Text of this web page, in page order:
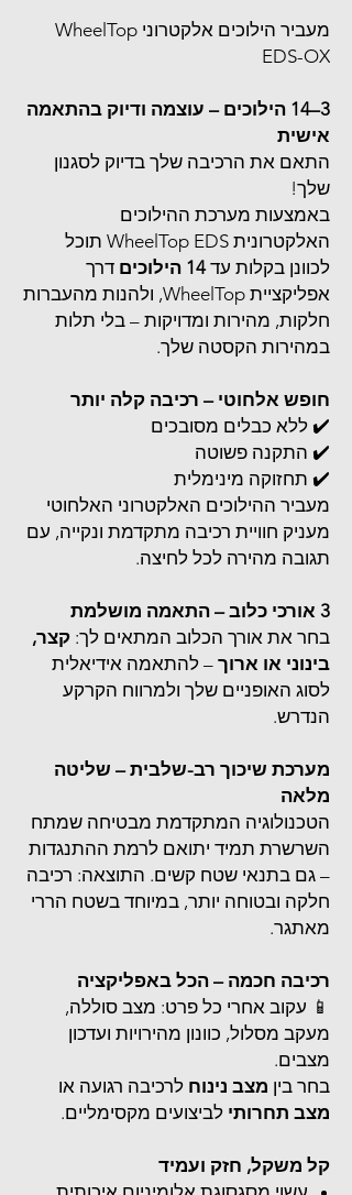
מעביר הילוכים אלקטרוני WheelTop
EDS-OX
3–14 הילוכים – עוצמה ודיוק בהתאמה
אישית
התאם את הרכיבה שלך בדיוק לסגנון
שלך!
באמצעות מערכת ההילוכים
האלקטרונית WheelTop EDS תוכל
לכוונן בקלות עד14 הילוכים
דרך
אפליקציית WheelTop, ולהנות מהעברות
חלקות, מהירות ומדויקות – בלי תלות
במהירות הקסטה שלך.
חופש אלחוטי – רכיבה קלה יותר
✔️ ללא כבלים מסובכים
✔️ התקנה פשוטה
✔️ תחזוקה מינימלית
מעביר ההילוכים האלקטרוני האלחוטי
מעניק חוויית רכיבה מתקדמת ונקייה, עם
תגובה מהירה לכל לחיצה.
3 אורכי כלוב – התאמה מושלמת
בחר את אורך הכלוב המתאים לך: קצר,
בינוני או ארוך – להתאמה אידיאלית
לסוג האופניים שלך ולמרווח הקרקע
הנדרש.
מערכת שיכוך רב-שלבית – שליטה
מלאה
הטכנולוגיה המתקדמת מבטיחה שמתח
השרשרת תמיד יתואם לרמת ההתנגדות
– גם בתנאי שטח קשים. התוצאה: רכיבה
חלקה ובטוחה יותר, במיוחד בשטח הררי
מאתגר.
רכיבה חכמה – הכל באפליקציה
📱 עקוב אחרי כל פרט: מצב סוללה,
מעקב מסלול, כוונון מהירויות ועדכון
מצבים.
בחר בין מצב נינוח לרכיבה רגועה או
מצב תחרותי לביצועים מקסימליים.
קל משקל, חזק ועמיד